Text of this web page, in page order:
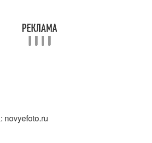
novyefoto.ru